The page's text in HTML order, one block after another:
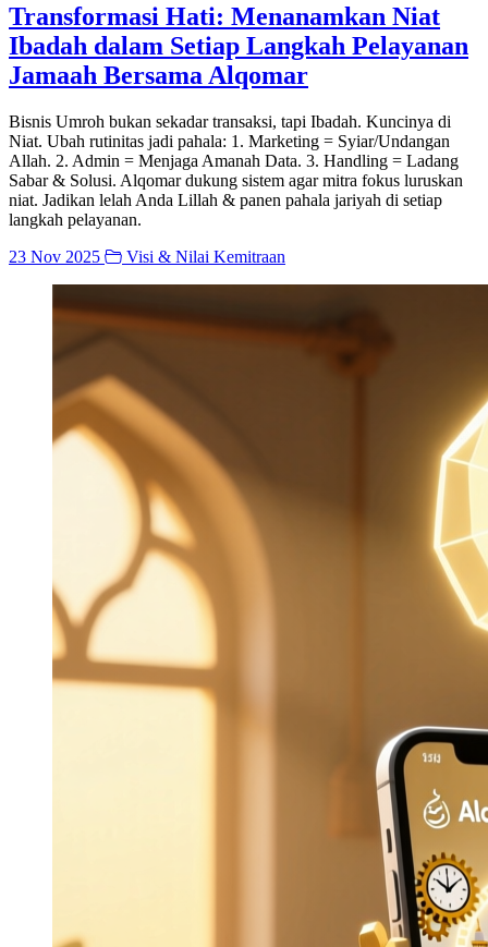
Transformasi Hati: Menanamkan Niat
Ibadah dalam Setiap Langkah Pelayanan
Jamaah Bersama Alqomar
Bisnis Umroh bukan sekadar transaksi, tapi Ibadah. Kuncinya di
Niat. Ubah rutinitas jadi pahala: 1. Marketing = Syiar/Undangan
Allah. 2. Admin = Menjaga Amanah Data. 3. Handling = Ladang
Sabar & Solusi. Alqomar dukung sistem agar mitra fokus luruskan
niat. Jadikan lelah Anda Lillah & panen pahala jariyah di setiap
langkah pelayanan.
23 Nov 2025
Visi & Nilai Kemitraan